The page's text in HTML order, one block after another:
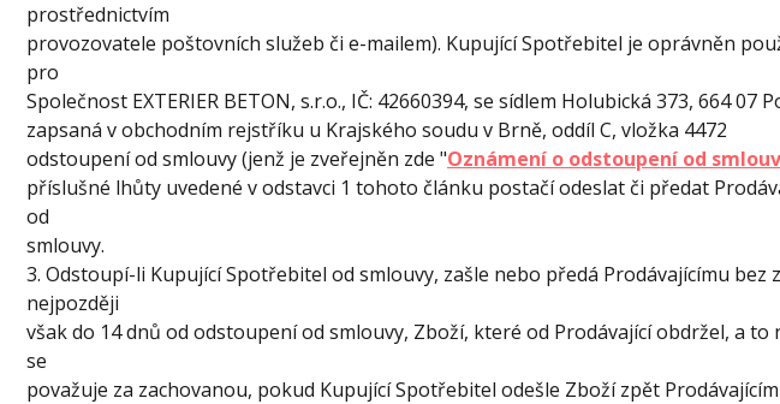
prostřednictvím
provozovatele poštovních služeb či e-mailem). Kupující Spotřebitel je oprávněn
pro
Společnost EXTERIER BETON, s.r.o., IČ: 42660394, se sídlem Holubická 373, 664 07
zapsaná v obchodním rejstříku u Krajského soudu v Brně, oddíl C, vložka 4472
odstoupení od smlouvy (jenž je zveřejněn zde "Oznámení o odstoupení od
příslušné lhůty uvedené v odstavci 1 tohoto článku postačí odeslat či předat
od
smlouvy.
3. Odstoupí-li Kupující Spotřebitel od smlouvy, zašle nebo předá Prodávajícímu bez
nejpozději
však do 14 dnů od odstoupení od smlouvy, Zboží, které od Prodávající obdržel, a to
se
považuje za zachovanou, pokud Kupující Spotřebitel odešle Zboží zpět